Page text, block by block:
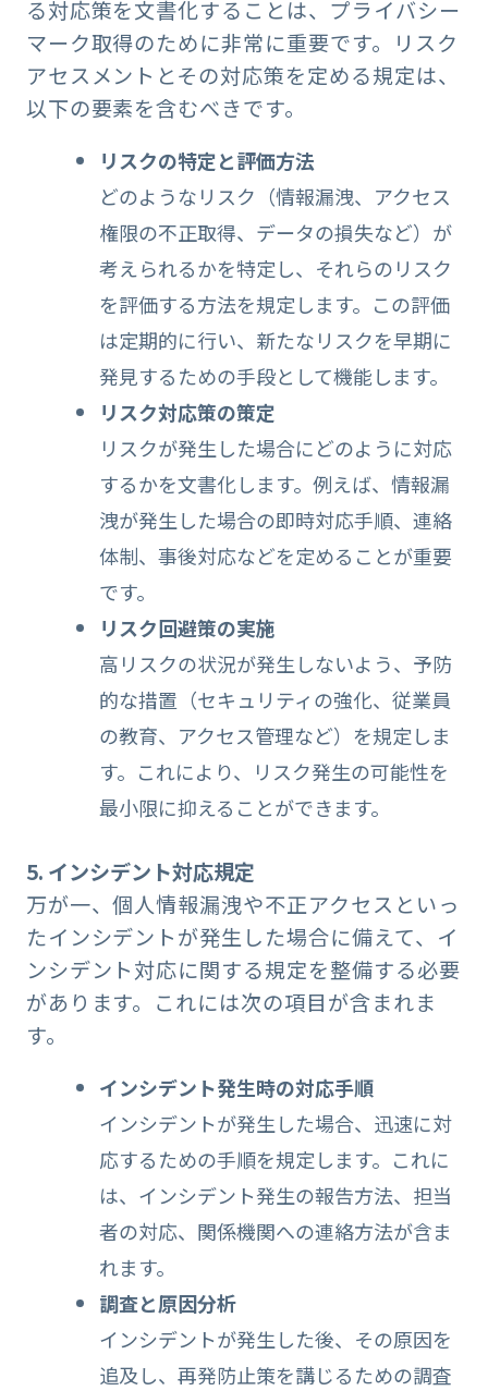
る対応策を文書化することは、プライバシー
マーク取得のために非常に重要です。リスク
アセスメントとその対応策を定める規定は、
以下の要素を含むべきです。
リスクの特定と評価方法
どのようなリスク（情報漏洩、アクセス
権限の不正取得、データの損失など）が
考えられるかを特定し、それらのリスク
を評価する方法を規定します。この評価
は定期的に行い、新たなリスクを早期に
発見するための手段として機能します。
リスク対応策の策定
リスクが発生した場合にどのように対応
するかを文書化します。例えば、情報漏
洩が発生した場合の即時対応手順、連絡
体制、事後対応などを定めることが重要
です。
リスク回避策の実施
高リスクの状況が発生しないよう、予防
的な措置（セキュリティの強化、従業員
の教育、アクセス管理など）を規定しま
す。これにより、リスク発生の可能性を
最小限に抑えることができます。
5. インシデント対応規定
万が一、個人情報漏洩や不正アクセスといっ
たインシデントが発生した場合に備えて、イ
ンシデント対応に関する規定を整備する必要
があります。これには次の項目が含まれま
す。
インシデント発生時の対応手順
インシデントが発生した場合、迅速に対
応するための手順を規定します。これに
は、インシデント発生の報告方法、担当
者の対応、関係機関への連絡方法が含ま
れます。
調査と原因分析
インシデントが発生した後、その原因を
追及し、再発防止策を講じるための調査